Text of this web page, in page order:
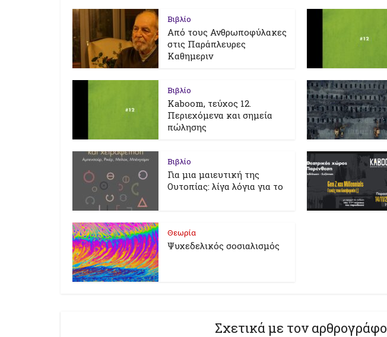
Βιβλίο
Από τους Ανθρωποφύλακες
στις Παράπλευρες
Καθημεριν
Βιβλίο
Kaboom, τεύχος 12.
Περιεχόμενα και σημεία
πώλησης
Βιβλίο
Για μια μαιευτική της
Ουτοπίας: λίγα λόγια για το
Θεωρία
Ψυχεδελικός σοσιαλισμός
Σχετικά με τον αρθρογράφο